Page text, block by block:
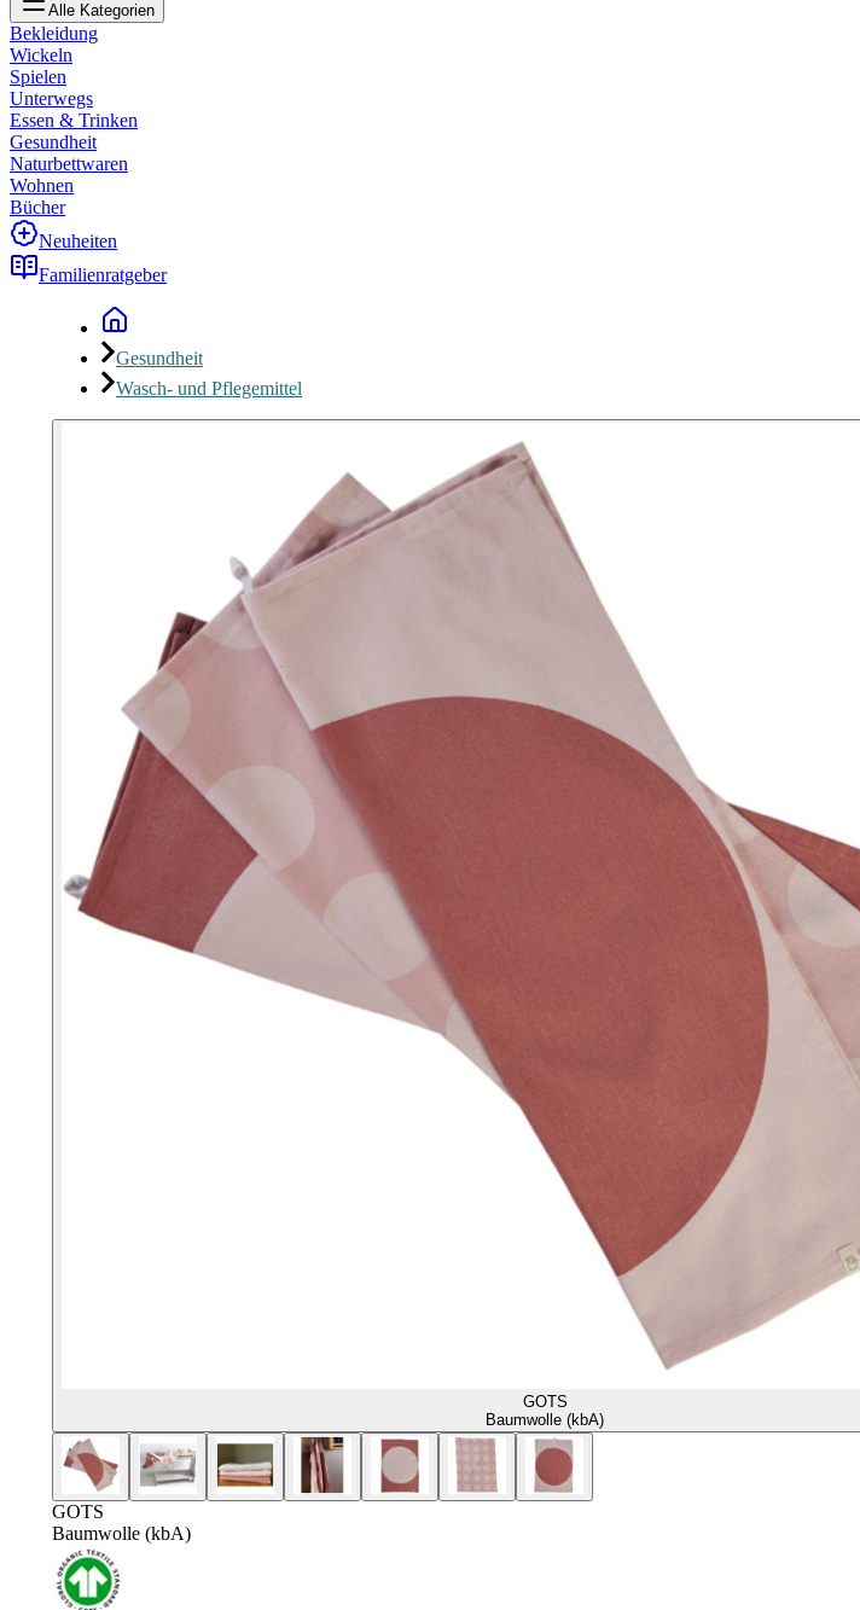
Alle Kategorien
Bekleidung
Wickeln
Spielen
Unterwegs
Essen & Trinken
Gesundheit
Naturbettwaren
Wohnen
Bücher
Neuheiten
Familienratgeber
Gesundheit
Wasch- und Pflegemittel
GOTS
Baumwolle (kbA)
GOTS
Baumwolle (kbA)